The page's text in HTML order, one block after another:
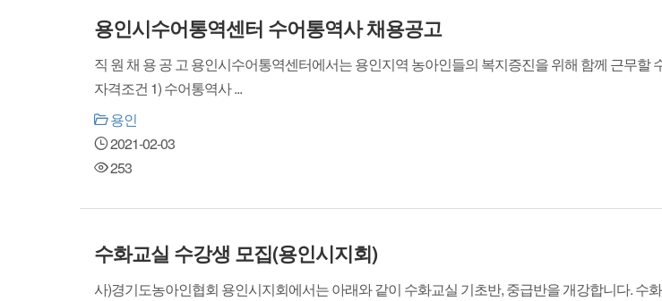
용인시수어통역센터 수어통역사 채용공고
직 원 채 용 공 고 용인시수어통역센터에서는 용인지역 농아인들의 복지증진을 위해 함께 근무할
자격조건 1) 수어통역사 ...
용인
2021-02-03
253
수화교실 수강생 모집(용인시지회)
사)경기도농아인협회 용인시지회에서는 아래와 같이 수화교실 기초반, 중급반을 개강합니다. 수